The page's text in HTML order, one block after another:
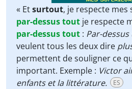
« Etsurtout, je respecte
par-dessus tout je respecte
par-dessus tout : Par-
veulent tous les deux dire
permettent de souligner ce
important. Exemple : Victor
enfants et la littérature.
ES